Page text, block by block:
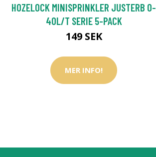
HOZELOCK MINISPRINKLER JUSTERB 0-
40L/T SERIE 5-PACK
149 SEK
MER INFO!